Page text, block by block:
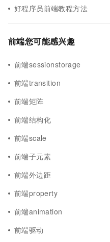
好程序员前端教程方法
前端您可能感兴趣
前端sessionstorage
前端transition
前端矩阵
前端结构化
前端scale
前端子元素
前端外边距
前端property
前端animation
前端驱动